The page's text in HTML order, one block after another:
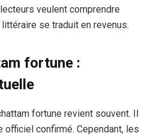
veulent comprendre
se traduit en revenus.
fortune :
fortune revient souvent. Il
officiel confirmé. Cependant, les